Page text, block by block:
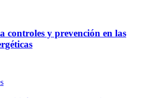
controles y prevención en las